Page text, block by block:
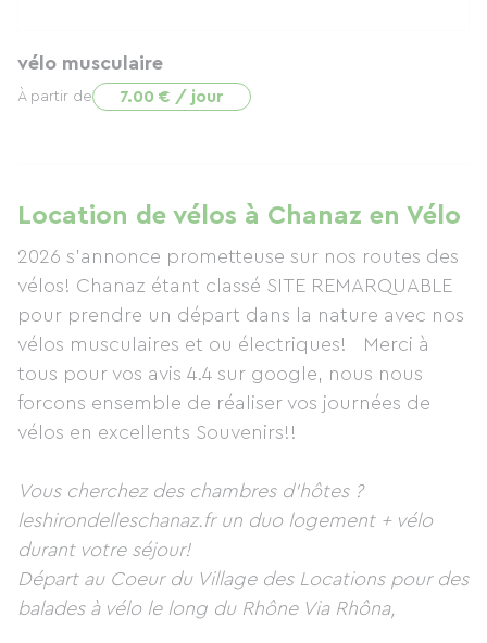
vélo musculaire
À partir de 7.00 € / jour
Location de vélos à Chanaz en Vélo
2026 s'annonce prometteuse sur nos routes des
vélos! Chanaz étant classé SITE REMARQUABLE
pour prendre un départ dans la nature avec nos
vélos musculaires et ou électriques! Merci à
tous pour vos avis 4.4 sur google, nous nous
forcons ensemble de réaliser vos journées de
vélos en excellents Souvenirs!!
Vous cherchez des chambres d'hôtes ?
leshirondelleschanaz.fr un duo logement + vélo
durant votre séjour!
Départ au Coeur du Village des Locations pour des
balades à vélo le long du Rhône Via Rhôna,